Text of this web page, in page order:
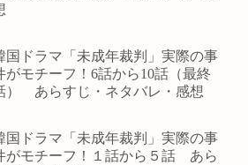
国ドラマ「未成年裁判」実際の事
がモチーフ！6話から10話（最終
） あらすじ・ネタバレ・感想
国ドラマ「未成年裁判」実際の事
がモチーフ！１話から５話 あら